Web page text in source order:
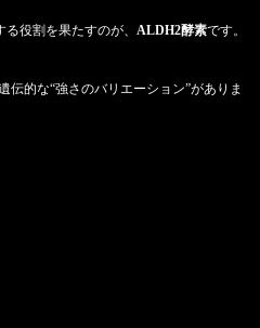
役割を果たすのが、 ALDH2酵素です。
伝的な“強さのバリエーション”がありま